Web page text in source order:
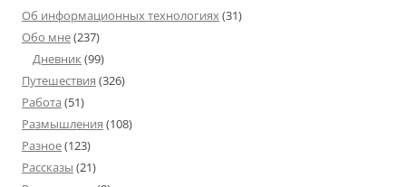
Об информационных технологиях(31)
Обо мне(237)
Дневник(99)
Путешествия (326)
Работа (51)
Размышления (108)
Разное(123)
Рассказы (21)